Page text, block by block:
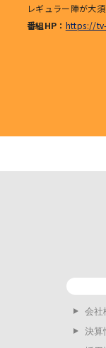
レギュラー陣が大須
番組HP： https://
会社
決算